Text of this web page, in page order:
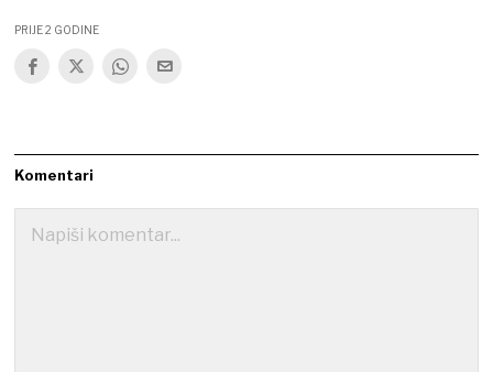
PRIJE 2 GODINE
Komentari